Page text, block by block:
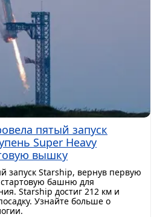
пятый запуск
Super Heavy
вышку
запуск Starship, вернув первую
башню для
Starship достиг 212 км и
Узнайте больше о